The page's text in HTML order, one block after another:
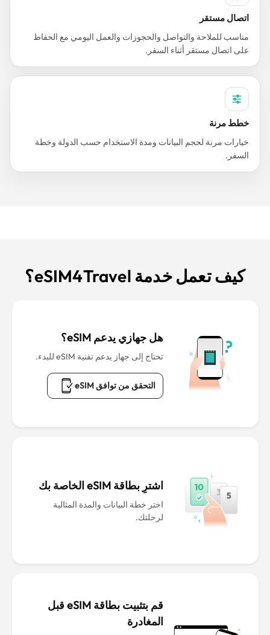
اتصال مستقر
مناسب للملاحة والتواصل والحجوزات والعمل اليومي مع الحفاظ
على اتصال مستقر أثناء السفر.
خطط مرنة
خيارات مرنة لحجم البيانات ومدة الاستخدام حسب الدولة وخطة
السفر.
كيف تعمل خدمة eSIM4Travel؟
هل جهازي يدعم eSIM؟
تحتاج إلى جهاز يدعم تقنية eSIM للبدء.
التحقق من توافق eSIM
اشترِ بطاقة eSIM الخاصة بك
اختر خطة البيانات والمدة المثالية
لرحلتك.
قم بتثبيت بطاقة eSIM قبل
المغادرة